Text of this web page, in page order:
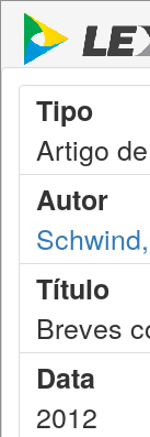
Tipo
Artigo
Autor
Título
Breves
Data
2012